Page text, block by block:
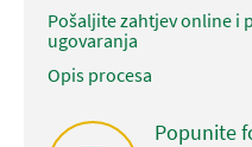
Pošaljite zahtjev online i
ugovaranja
Opis procesa
Popunite